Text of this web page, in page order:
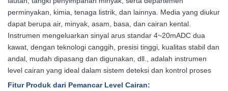
perminyakan, kimia, tenaga listrik, dan lainnya. Media yang diukur
dapat berupa air, minyak, asam, basa, dan cairan kental.
Instrumen mengeluarkan sinyal arus standar 4~20mADC dua
kawat, dengan teknologi canggih, presisi tinggi, kualitas stabil dan
andal, mudah dipasang dan digunakan, dll., adalah instrumen
level cairan yang ideal dalam sistem deteksi dan kontrol proses
Fitur Produk dari Pemancar Level Cairan: